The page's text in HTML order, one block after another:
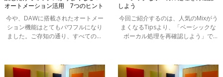
オートメーション活用 7つのヒント
今や、DAWに搭載されたオートメー
ション機能はとてもパワフルになり
ました。ご存知の通り、すべてのミ
人の手だけでは、実現不可能だった
コントロ
しよう
今回ご紹介するのは、人気のMixがう
まくなるTipsより、「ベーシックな
ボーカル処理を再確認しよう」で